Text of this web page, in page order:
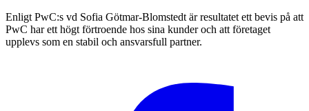
Enligt PwC:s vd Sofia Götmar-Blomstedt är resultatet ett bevis på att
PwC har ett högt förtroende hos sina kunder och att företaget
upplevs som en stabil och ansvarsfull partner.